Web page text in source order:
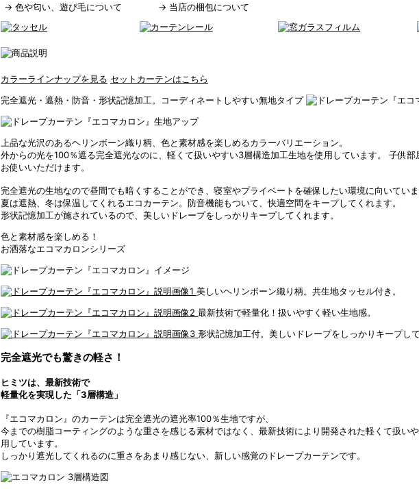
→ 色や匂い、遊び毛について → 当店の梱包について
カラーラインナップを見る セットカーテンはこちら
完全遮光・遮熱・防音・形状記憶加工。コーディネートしやすい無地タイプ
上品な光沢のあるヘリンボーン織り柄、色と素材感を楽しめるカラーバリエーション。
外からの光を100％遮る完全遮光なのに、軽くて扱いやすい3層構造加工生地を使用しています。 子供
お使いいただけます。
完全遮光の生地なので昼間でも暗くすることができ、寝室やプライベートを確保したい環境に向いていま
夏は遮熱、冬は保温してくれるエコカーテン。防音機能もついて、快適空間をキープしてくれます。
形状記憶加工が施されているので、美しいドレープをしっかりキープしてくれます。
色と素材感を楽しめる！
お洒落なエコマカロンシリーズ
美しいヘリンボーン織り柄。共生地タッセル付き。
最新技術で軽量化！扱いやすく軽い生地感。
形状記憶加工付。美しいドレープをしっかりキープして
完全遮光でも驚きの軽さ！
ヒミツは、最新技術で
軽量化を実現した「3層構造」
『エコマカロン』のカーテンは完全遮光の遮光率100％生地ですが、
今までの樹脂コーティングのような重さを感じる素材ではなく、最新技術により開発された軽くて扱い
用しています。
しっかり遮光してくれるのに重さをあまり感じない、新しい感覚のドレープカーテンです。